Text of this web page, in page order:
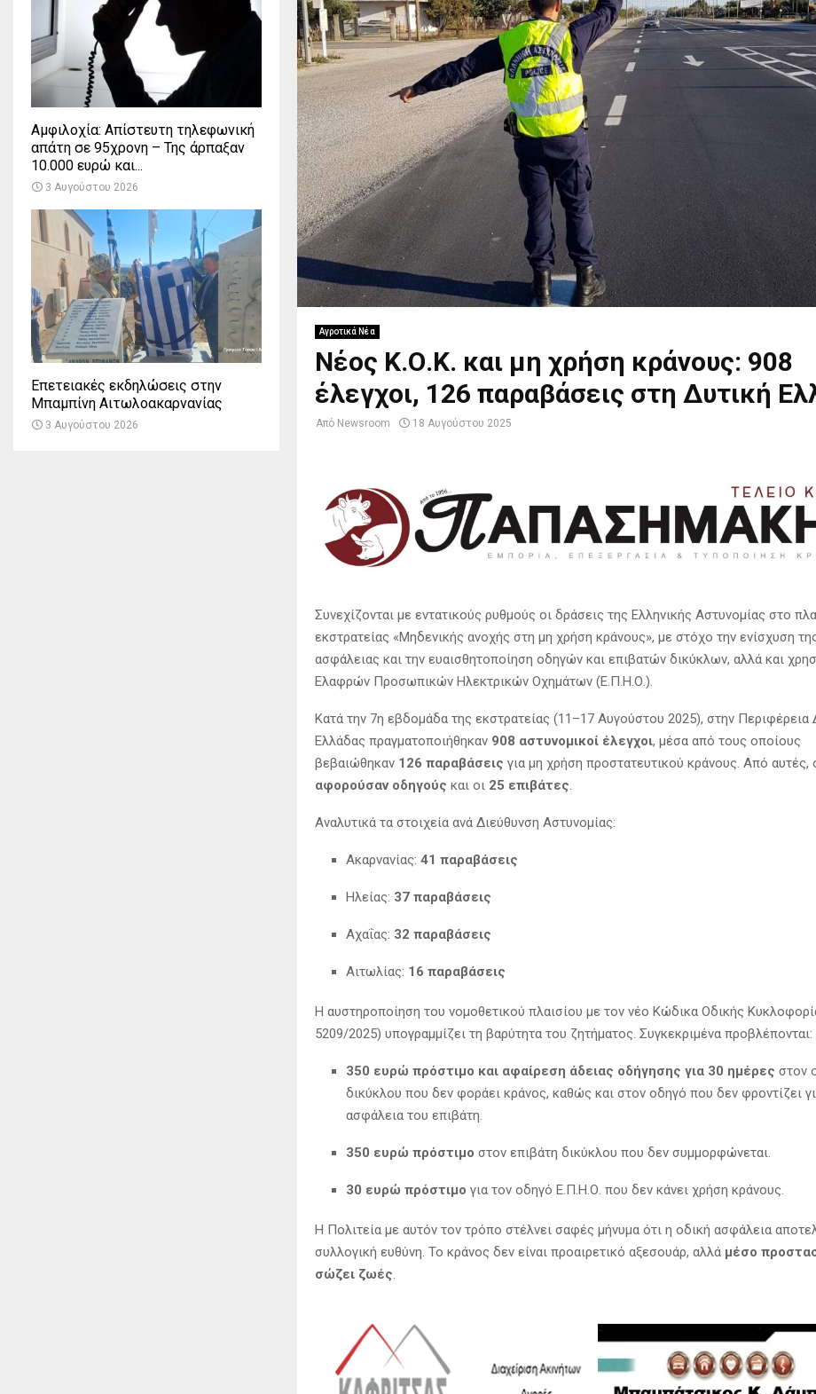
Αγροτικά Νέα
Νέος Κ.Ο.Κ. και μη χρήση κράνους: 908
έλεγχοι, 126 παραβάσεις στη Δυτική
Από Newsroom 18 Αυγούστου 2025
Συνεχίζονται με εντατικούς ρυθμούς οι δράσεις της Ελληνικής Αστυνομίας στο
εκστρατείας «Μηδενικής ανοχής στη μη χρήση κράνους», με στόχο την ενίσχυση
ασφάλειας και την ευαισθητοποίηση οδηγών και επιβατών δικύκλων, αλλά και
Ελαφρών Προσωπικών Ηλεκτρικών Οχημάτων (Ε.Π.Η.Ο.).
Κατά την 7η εβδομάδα της εκστρατείας (11–17 Αυγούστου 2025), στην Περιφέρεια
Ελλάδας πραγματοποιήθηκαν 908 αστυνομικοί έλεγχοι, μέσα από τους οποίους
βεβαιώθηκαν 126 παραβάσεις για μη χρήση προστατευτικού κράνους. Από αυτές,
αφορούσαν οδηγούς και οι 25 επιβάτες.
Αναλυτικά τα στοιχεία ανά Διεύθυνση Αστυνομίας:
Ακαρνανίας: 41 παραβάσεις
Ηλείας: 37 παραβάσεις
Αχαΐας: 32 παραβάσεις
Αιτωλίας: 16 παραβάσεις
Η αυστηροποίηση του νομοθετικού πλαισίου με τον νέο Κώδικα Οδικής
5209/2025) υπογραμμίζει τη βαρύτητα του ζητήματος. Συγκεκριμένα προβλέπονται:
350 ευρώ πρόστιμο και αφαίρεση άδειας οδήγησης για 30 ημέρες στον
δικύκλου που δεν φοράει κράνος, καθώς και στον οδηγό που δεν φροντίζει
ασφάλεια του επιβάτη.
350 ευρώ πρόστιμο στον επιβάτη δικύκλου που δεν συμμορφώνεται.
30 ευρώ πρόστιμο για τον οδηγό Ε.Π.Η.Ο. που δεν κάνει χρήση κράνους.
Η Πολιτεία με αυτόν τον τρόπο στέλνει σαφές μήνυμα ότι η οδική ασφάλεια
συλλογική ευθύνη. Το κράνος δεν είναι προαιρετικό αξεσουάρ, αλλά μέσο
σώζει ζωές.
Αμφιλοχία: Απίστευτη τηλεφωνική
απάτη σε 95χρονη – Της άρπαξαν
10.000 ευρώ και...
3 Αυγούστου 2026
Επετειακές εκδηλώσεις στην
Μπαμπίνη Αιτωλοακαρνανίας
3 Αυγούστου 2026